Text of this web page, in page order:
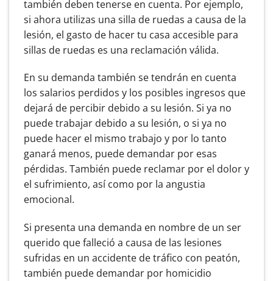
también deben tenerse en cuenta. Por ejemplo,
si ahora utilizas una silla de ruedas a causa de la
lesión, el gasto de hacer tu casa accesible para
sillas de ruedas es una reclamación válida.
En su demanda también se tendrán en cuenta
los salarios perdidos y los posibles ingresos que
dejará de percibir debido a su lesión. Si ya no
puede trabajar debido a su lesión, o si ya no
puede hacer el mismo trabajo y por lo tanto
ganará menos, puede demandar por esas
pérdidas. También puede reclamar por el dolor y
el sufrimiento, así como por la angustia
emocional.
Si presenta una demanda en nombre de un ser
querido que falleció a causa de las lesiones
sufridas en un accidente de tráfico con peatón,
también puede demandar por homicidio